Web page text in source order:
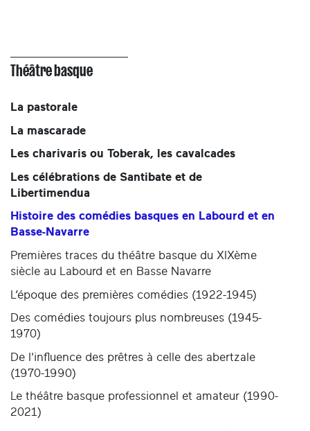
Théâtre basque
La pastorale
La mascarade
Les charivaris ou Toberak, les cavalcades
Les célébrations de Santibate et de
Libertimendua
Histoire des comédies basques en Labourd et en
Basse-Navarre
Premières traces du théâtre basque du XIXème
siècle au Labourd et en Basse Navarre
L’époque des premières comédies (1922-1945)
Des comédies toujours plus nombreuses (1945-
1970)
De l'influence des prêtres à celle des abertzale
(1970-1990)
Le théâtre basque professionnel et amateur (1990-
2021)